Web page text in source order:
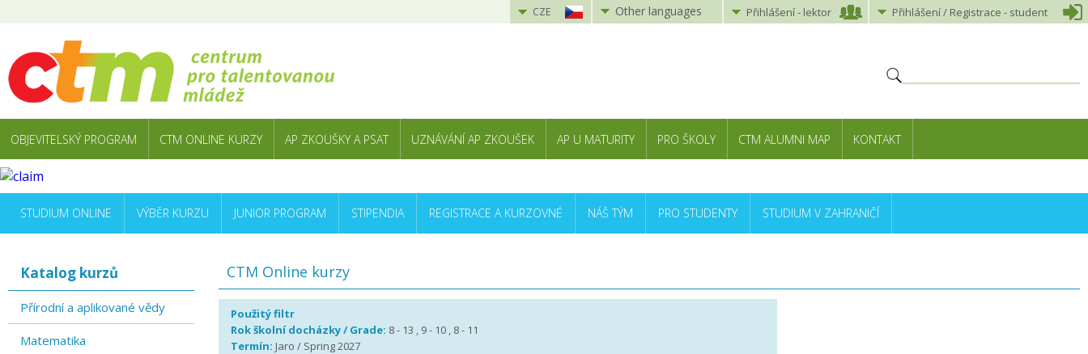
CZE Other languages Přihlášení- lektor Přihlášení/ Registrace - student
OBJEVITELSKÝ PROGRAM CTM ONLINE KURZY AP ZKOUŠKY A PSAT UZNÁVÁNÍ AP ZKOUŠEK AP U MATURITY PRO ŠKOLY CTM ALUMNI MAP KONTAKT
STUDIUM ONLINE VÝBĚR KURZU JUNIOR PROGRAM STIPENDIA REGISTRACE A KURZOVNÉ NÁŠ TÝM PRO STUDENTY STUDIUM V ZAHRANIČÍ
Katalog kurzů
Přírodní a aplikované vědy
Matematika
CTM Online kurzy
Použitý filtr
Rok školní docházky / Grade: 8 - 13 , 9 - 10 , 8 - 11
Termín: Jaro / Spring 2027